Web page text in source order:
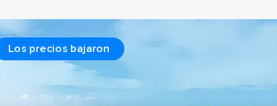
Los precios bajaron